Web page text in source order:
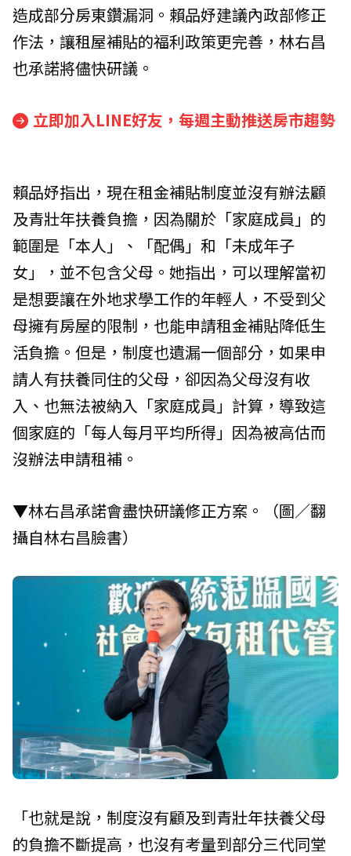
造成部分房東鑽漏洞。賴品妤建議內政部修正
作法，讓租屋補貼的福利政策更完善，林右昌
也承諾將儘快研議。
立即加入LINE好友，每週主動推送房市趨勢
賴品妤指出，現在租金補貼制度並沒有辦法顧
及青壯年扶養負擔，因為關於「家庭成員」的
範圍是「本人」、「配偶」和「未成年子
女」，並不包含父母。她指出，可以理解當初
是想要讓在外地求學工作的年輕人，不受到父
母擁有房屋的限制，也能申請租金補貼降低生
活負擔。但是，制度也遺漏一個部分，如果申
請人有扶養同住的父母，卻因為父母沒有收
入、也無法被納入「家庭成員」計算，導致這
個家庭的「每人每月平均所得」因為被高估而
沒辦法申請租補。
▼林右昌承諾會盡快研議修正方案。（圖／翻
攝自林右昌臉書）
「也就是說，制度沒有顧及到青壯年扶養父母
的負擔不斷提高，也沒有考量到部分三代同堂